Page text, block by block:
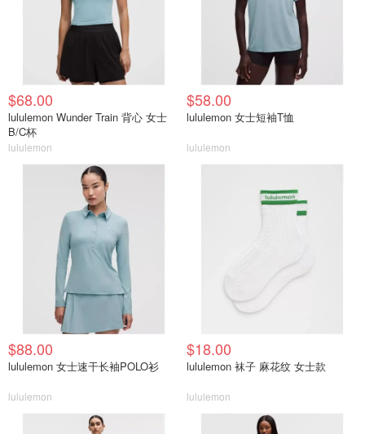
$68.00
lululemon Wunder Train 背心 女士
B/C杯
lululemon
$58.00
lululemon 女士短袖T恤
lululemon
$88.00
lululemon 女士速干长袖POLO衫
lululemon
$18.00
lululemon 袜子 麻花纹 女士款
lululemon